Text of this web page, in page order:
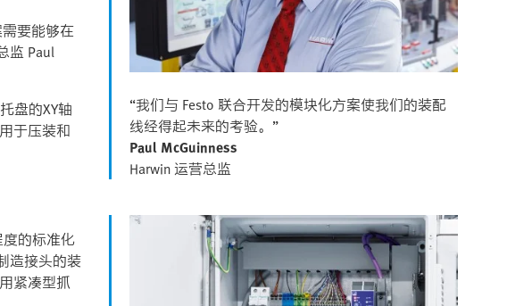
要能够在
监 Paul
盘的XY轴
于压装和
“我们与 Festo 联合开发的模块化方案使我们的装配
线经得起未来的考验。”
Paul McGuinness
Harwin 运营总监
度的标准化
造接头的装
紧凑型抓